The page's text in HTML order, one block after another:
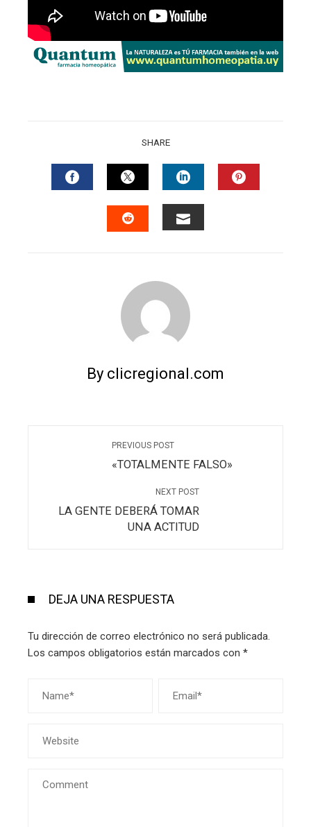
SHARE
FACEBOOKTWITTERLINKEDIN
By clicregional.com
PREVIOUS POST
«TOTALMENTE FALSO»
NEXT POST
LA GENTE DEBERÁ TOMAR
UNA ACTITUD
DEJA UNA RESPUESTA
Tu dirección de correo electrónico no será publicada.
Los campos obligatorios están marcados con *